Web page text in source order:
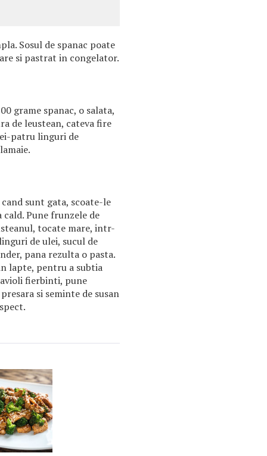
Sosul de spanac poate
si pastrat in congelator.
grame spanac, o salata,
de leustean, cateva fire
patru linguri de
sunt gata, scoate-le
Pune frunzele de
tocate mare, intr-
de ulei, sucul de
pana rezulta o pasta.
lapte, pentru a subtia
fierbinti, pune
si seminte de susan